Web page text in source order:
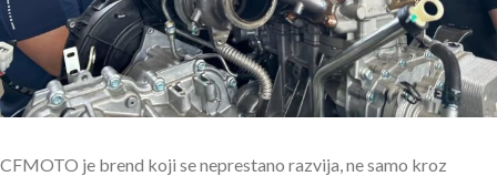
CFMOTO je brend koji se neprestano razvija, ne samo kroz